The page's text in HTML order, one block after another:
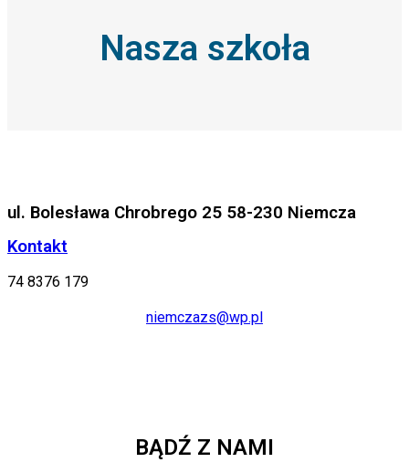
Nasza szkoła
ul. Bolesława Chrobrego 25 58-230 Niemcza
Kontakt
74 8376 179
niemczazs@wp.pl
BĄDŹ Z NAMI